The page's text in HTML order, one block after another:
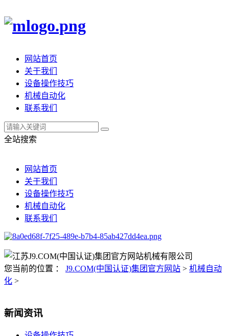
网站首页
关于我们
设备操作技巧
机械自动化
联系我们
全站搜索
网站首页
关于我们
设备操作技巧
机械自动化
联系我们
您当前的位置 ： J9.COM(中国认证)集团官方网站 > 机械自动
化 >
新闻资讯